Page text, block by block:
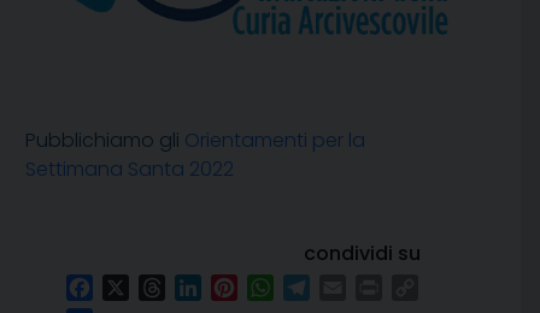
Pubblichiamo gli Orientamenti per la
Settimana Santa 2022
condividi su
FacebookThreadsLinkedInPinterestWhatsApp